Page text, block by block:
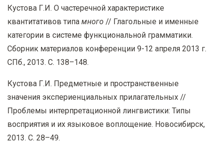
Кустова Г.И. О частеречной характеристике
квантитативов типа много // Глагольные и именные
категории в системе функциональной грамматики.
Сборник материалов конференции 9-12 апреля 2013 г.
СПб., 2013. С. 138–148.
Кустова Г.И. Предметные и пространственные
значения экспериенциальных прилагательных //
Проблемы интерпретационной лингвистики: Типы
восприятия и их языковое воплощение. Новосибирск,
2013. С. 28–49.